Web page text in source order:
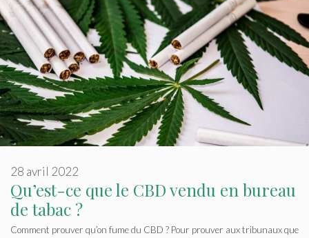
Qu’est-ce que le CBD vendu en bureau
de tabac ?
28 avril 2022
Comment prouver qu’on fume du CBD ? Pour prouver aux tribunaux que